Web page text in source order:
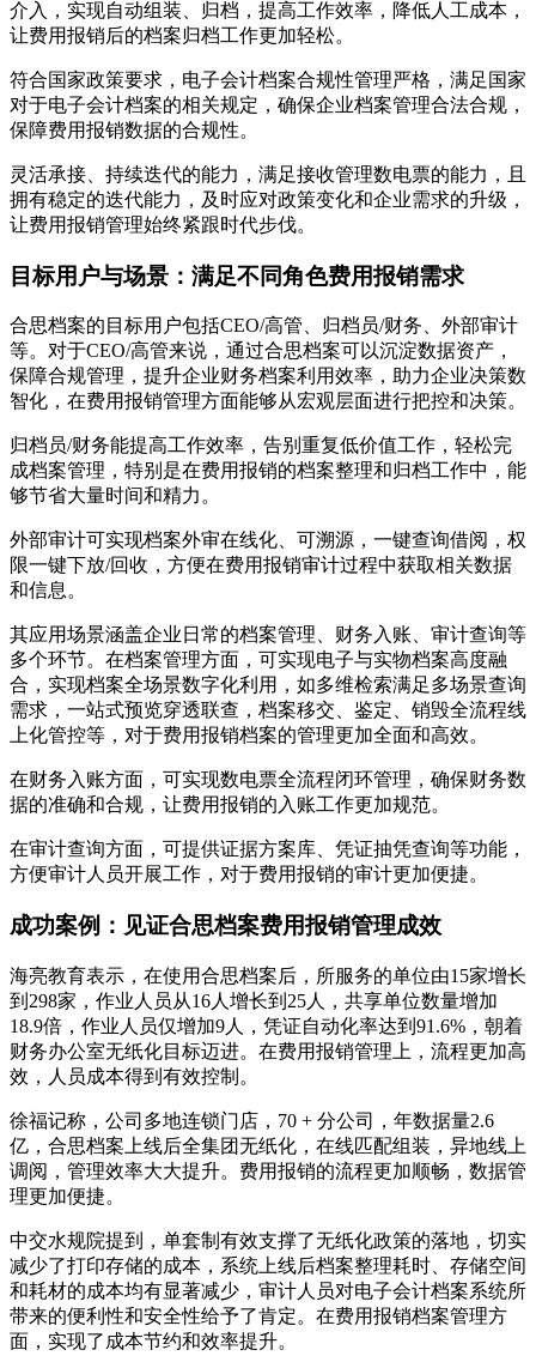
介入，实现自动组装、归档，提高工作效率，降低人工成本，
让费用报销后的档案归档工作更加轻松。
符合国家政策要求，电子会计档案合规性管理严格，满足国家
对于电子会计档案的相关规定，确保企业档案管理合法合规，
保障费用报销数据的合规性。
灵活承接、持续迭代的能力，满足接收管理数电票的能力，且
拥有稳定的迭代能力，及时应对政策变化和企业需求的升级，
让费用报销管理始终紧跟时代步伐。
目标用户与场景：满足不同角色费用报销需求
合思档案的目标用户包括CEO/高管、归档员/财务、外部审计
等。对于CEO/高管来说，通过合思档案可以沉淀数据资产，
保障合规管理，提升企业财务档案利用效率，助力企业决策数
智化，在费用报销管理方面能够从宏观层面进行把控和决策。
归档员/财务能提高工作效率，告别重复低价值工作，轻松完
成档案管理，特别是在费用报销的档案整理和归档工作中，能
够节省大量时间和精力。
外部审计可实现档案外审在线化、可溯源，一键查询借阅，权
限一键下放/回收，方便在费用报销审计过程中获取相关数据
和信息。
其应用场景涵盖企业日常的档案管理、财务入账、审计查询等
多个环节。在档案管理方面，可实现电子与实物档案高度融
合，实现档案全场景数字化利用，如多维检索满足多场景查询
需求，一站式预览穿透联查，档案移交、鉴定、销毁全流程线
上化管控等，对于费用报销档案的管理更加全面和高效。
在财务入账方面，可实现数电票全流程闭环管理，确保财务数
据的准确和合规，让费用报销的入账工作更加规范。
在审计查询方面，可提供证据方案库、凭证抽凭查询等功能，
方便审计人员开展工作，对于费用报销的审计更加便捷。
成功案例：见证合思档案费用报销管理成效
海亮教育表示，在使用合思档案后，所服务的单位由15家增长
到298家，作业人员从16人增长到25人，共享单位数量增加
18.9倍，作业人员仅增加9人，凭证自动化率达到91.6%，朝着
财务办公室无纸化目标迈进。在费用报销管理上，流程更加高
效，人员成本得到有效控制。
徐福记称，公司多地连锁门店，70 + 分公司，年数据量2.6
亿，合思档案上线后全集团无纸化，在线匹配组装，异地线上
调阅，管理效率大大提升。费用报销的流程更加顺畅，数据管
理更加便捷。
中交水规院提到，单套制有效支撑了无纸化政策的落地，切实
减少了打印存储的成本，系统上线后档案整理耗时、存储空间
和耗材的成本均有显著减少，审计人员对电子会计档案系统所
带来的便利性和安全性给予了肯定。在费用报销档案管理方
面，实现了成本节约和效率提升。